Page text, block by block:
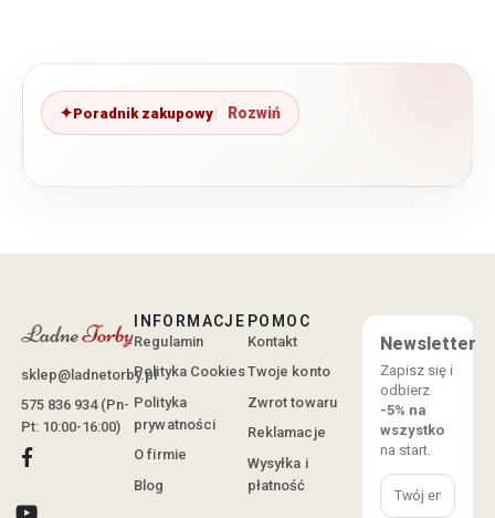
Poradnik zakupowy
sklep@ladnetorby.pl
575 836 934 (Pn-
Pt: 10:00-16:00)
INFORMACJE
Regulamin
Polityka Cookies
Polityka
prywatności
O firmie
Blog
POMOC
Kontakt
Twoje konto
Zwrot towaru
Reklamacje
Wysyłka i
płatność
Newsletter
Zapisz się i
odbierz
-5% na
wszystko
na start.